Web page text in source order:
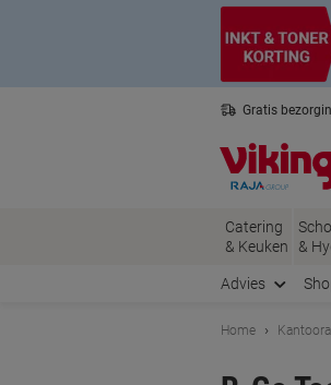
Gratis
Catering
& Keuken
&
Advies
Home